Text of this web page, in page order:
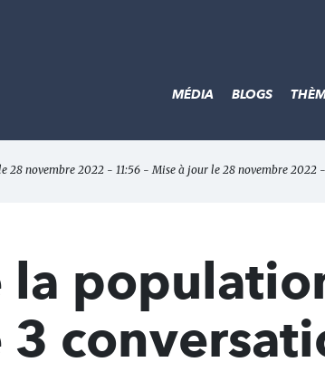
MÉDIA BLOGS
28 novembre 2022 - 11:56 - Mise à jour le 28 novembre 2022 -
la